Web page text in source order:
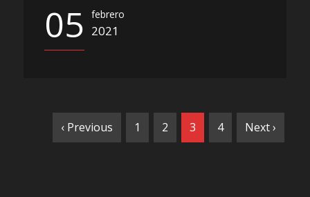
05 febrero
2021
‹ Previous 1 2 3 4 Next ›